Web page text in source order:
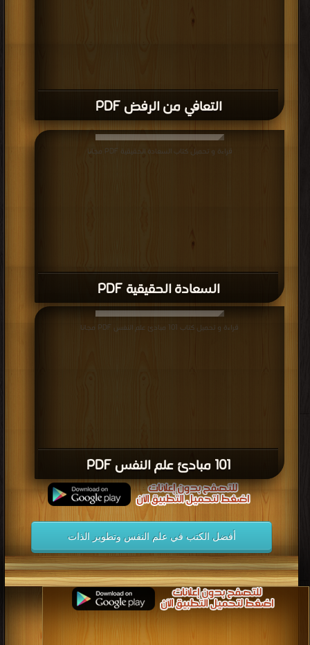
التعافي من الرفض PDF
السعادة الحقيقية PDF
قراءة و تحميل كتاب السعادة الحقيقية PDF مجانا
101 مبادئ علم النفس PDF
قراءة و تحميل كتاب 101 مبادئ علم النفس PDF مجانا
أفضل الكتب في علم النفس وتطوير الذات